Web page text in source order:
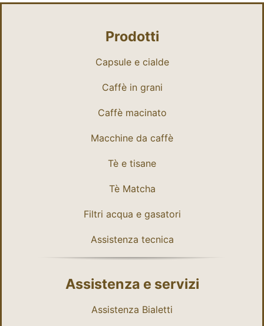
Prodotti
Capsule e cialde
Caffè in grani
Caffè macinato
Macchine da caffè
Tè e tisane
Tè Matcha
Filtri acqua e gasatori
Assistenza tecnica
Assistenza e servizi
Assistenza Bialetti